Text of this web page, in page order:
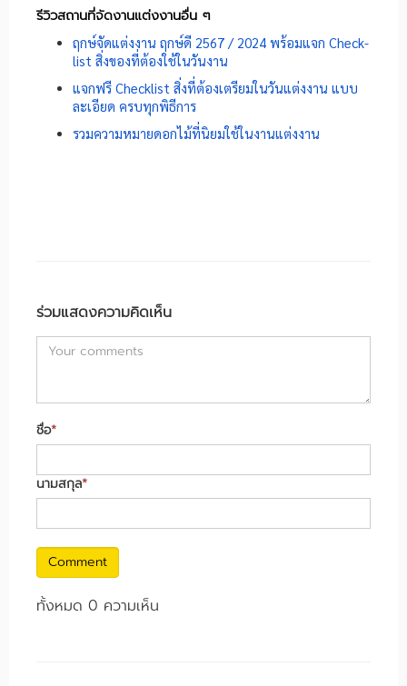
รีวิวสถานที่จัดงานแต่งงานอื่น ๆ
ฤกษ์จัดแต่งงาน ฤกษ์ดี 2567 / 2024 พร้อมแจก Check-
list สิ่งของที่ต้องใช้ในวันงาน
แจกฟรี Checklist สิ่งที่ต้องเตรียมในวันแต่งงาน แบบ
ละเอียด ครบทุกพิธีการ
รวมความหมายดอกไม้ที่นิยมใช้ในงานแต่งงาน
ร่วมแสดงความคิดเห็น
ชื่อ*
นามสกุล*
Comment
ทั้งหมด 0 ความเห็น